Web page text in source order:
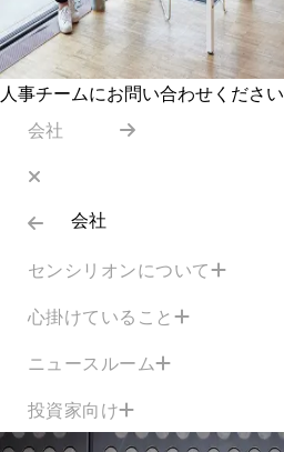
人事チームにお問い合わせください
会社
会社
センシリオンについて
心掛けていること
ニュースルーム
投資家向け